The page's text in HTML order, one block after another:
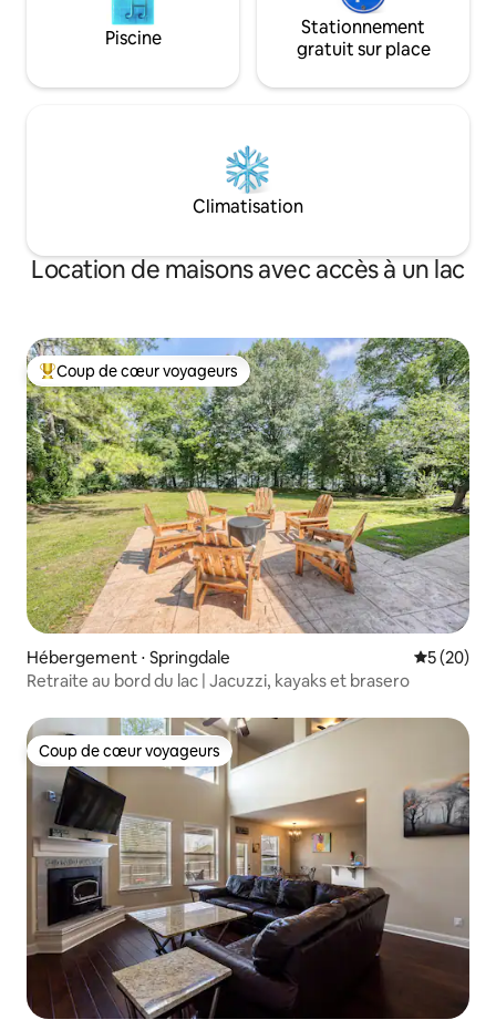
Piscine
Stationnement
gratuit sur place
Climatisation
Location de maisons avec accès à un lac
Coups de cœur voyageurs les plus appréciés
Coup de cœur voyageurs
Hébergement ⋅ Springdale
5 (20)
Retraite au bord du lac | Jacuzzi, kayaks et brasero
Coup de cœur voyageurs
Coup de cœur voyageurs